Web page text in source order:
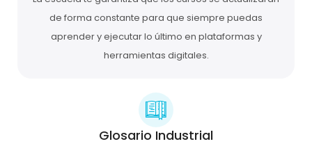
de forma constante para que siempre puedas
aprender y ejecutar lo último en plataformas y
herramientas digitales.
Glosario Industrial